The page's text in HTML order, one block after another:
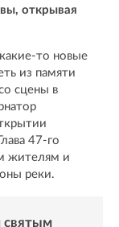
открывая
то новые
из памяти
сцены в
47-го
жителям и
реки.
святым